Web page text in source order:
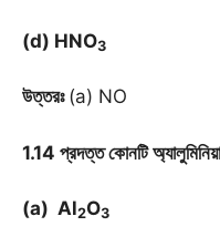
(d) HNO3
উত্তরঃ (a) NO
1.14 প্রদত্ত কোনটি
(a) Al2O3